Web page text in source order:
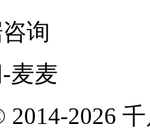
询
麦麦
2014-2026